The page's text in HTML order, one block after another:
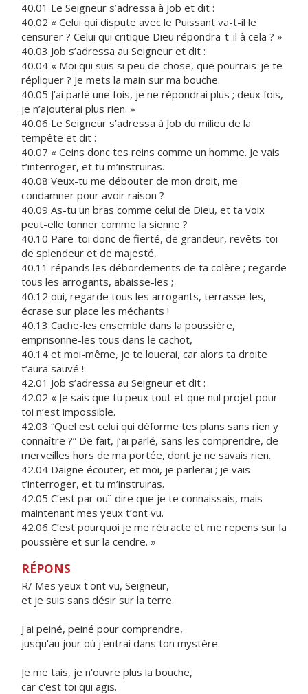
40.01 Le Seigneur s’adressa à Job et dit :
40.02 « Celui qui dispute avec le Puissant va-t-il le
censurer ? Celui qui critique Dieu répondra-t-il à cela ? »
40.03 Job s’adressa au Seigneur et dit :
40.04 « Moi qui suis si peu de chose, que pourrais-je te
répliquer ? Je mets la main sur ma bouche.
40.05 J’ai parlé une fois, je ne répondrai plus ; deux fois,
je n’ajouterai plus rien. »
40.06 Le Seigneur s’adressa à Job du milieu de la
tempête et dit :
40.07 « Ceins donc tes reins comme un homme. Je vais
t’interroger, et tu m’instruiras.
40.08 Veux-tu me débouter de mon droit, me
condamner pour avoir raison ?
40.09 As-tu un bras comme celui de Dieu, et ta voix
peut-elle tonner comme la sienne ?
40.10 Pare-toi donc de fierté, de grandeur, revêts-toi
de splendeur et de majesté,
40.11 répands les débordements de ta colère ; regarde
tous les arrogants, abaisse-les ;
40.12 oui, regarde tous les arrogants, terrasse-les,
écrase sur place les méchants !
40.13 Cache-les ensemble dans la poussière,
emprisonne-les tous dans le cachot,
40.14 et moi-même, je te louerai, car alors ta droite
t’aura sauvé !
42.01 Job s’adressa au Seigneur et dit :
42.02 « Je sais que tu peux tout et que nul projet pour
toi n’est impossible.
42.03 “Quel est celui qui déforme tes plans sans rien y
connaître ?” De fait, j’ai parlé, sans les comprendre, de
merveilles hors de ma portée, dont je ne savais rien.
42.04 Daigne écouter, et moi, je parlerai ; je vais
t’interroger, et tu m’instruiras.
42.05 C’est par ouï-dire que je te connaissais, mais
maintenant mes yeux t’ont vu.
42.06 C’est pourquoi je me rétracte et me repens sur la
poussière et sur la cendre. »
RÉPONS
R/ Mes yeux t'ont vu, Seigneur,
et je suis sans désir sur la terre.
J'ai peiné, peiné pour comprendre,
jusqu'au jour où j'entrai dans ton mystère.
Je me tais, je n'ouvre plus la bouche,
car c'est toi qui agis.